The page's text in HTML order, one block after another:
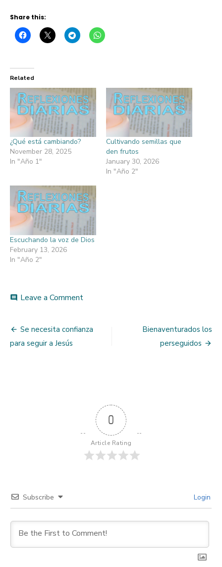
Share this:
Related
¿Qué está cambiando?
November 28, 2025
In "Año 1"
Cultivando semillas que
den frutos
January 30, 2026
In "Año 2"
Escuchando la voz de Dios
February 13, 2026
In "Año 2"
comment Leave a Commenton
del
Post
navigation
Se necesita confianza
para seguir a Jesús
Bienaventurados los
perseguidos
0
Article Rating
Subscribe Login